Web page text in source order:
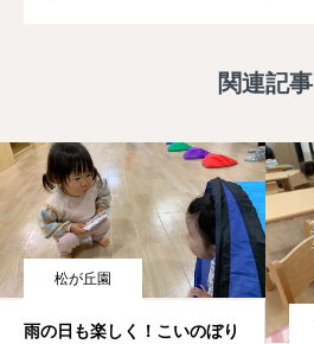
関連記事
松が丘園
雨の日も楽しく！こいのぼり